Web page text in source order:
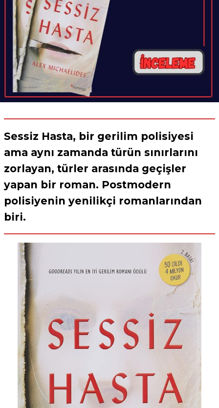
Sessiz Hasta, bir gerilim polisiyesi
ama aynı zamanda türün sınırlarını
zorlayan, türler arasında geçişler
yapan bir roman. Postmodern
polisiyenin yenilikçi romanlarından
biri.